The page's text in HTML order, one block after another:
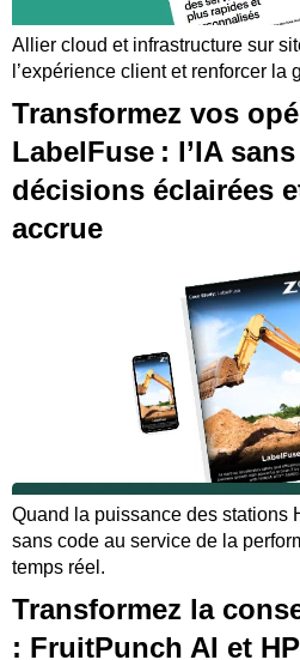
Allier cloud et infrastructure sur
l’expérience client et renforcer
Transformez vos
LabelFuse : l’IA
décisions éclairées
accrue
Quand la puissance des stations
sans code au service de la
temps réel.
Transformez la
: FruitPunch AI et